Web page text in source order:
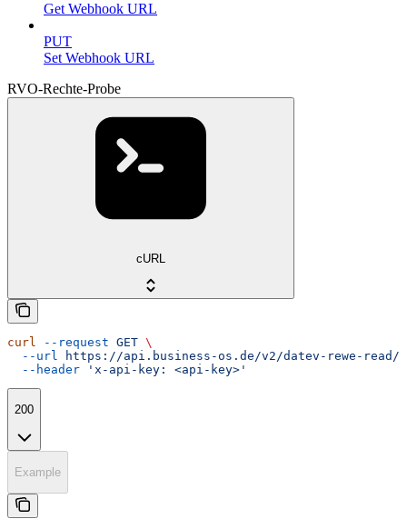
Get Webhook URL
PUT
Set Webhook URL
RVO-Rechte-Probe
cURL
curl --request GET \
  --url
https://api.business-os.de/v2/datev-rewe-read/
  --header
'x-api-key: <api-key>'
200
Example